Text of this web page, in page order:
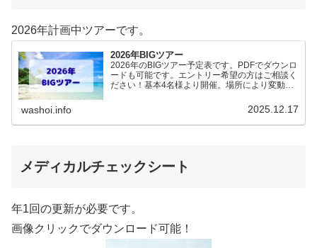
2026年計画中ツアーです。
2026年BIGツアー
2026年のBIGツアー予定表です。PDFでダウンロ
ードも可能です。エントリー希望の方はご相談く
ださい！基本4名様より開催。場所により変動あ
（12.19更新）ダウンロードPDFでアップロード
washoi.info 2025.12.17
メディカルチェックシート
年1回の更新が必要です。
画像クリックでダウンロード可能！